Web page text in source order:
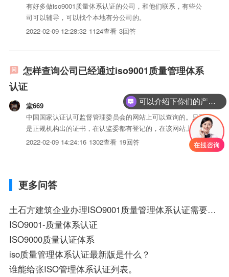
有好多做iso9001质量体系认证的公司，和他们联系，有些公
司可以辅导，可以找个本地有分公司的。
2022-02-09 12:28:32 1124查看 3回答
怎样查询公司已经通过iso9001质量管理体系
认证
堂669
中国国家认证认可监督管理委员会的网站上可以查询的。只要
是正规机构出的证书，在认监委都有登记的，在该网站上能查
询到公司iso认证流程建议，认证标准，发证机构，有效期等
2022-02-09 14:24:16 1302查看 19回答
更多问答
土石方建筑企业办理ISO9001质量管理体系认证需要的文件（样本)
ISO9001-质量体系认证
ISO9000质量认证体系
iso质量管理体系认证最新版是什么？
谁能给张ISO管理体系认证列表。
可以介绍下你们的产品么？